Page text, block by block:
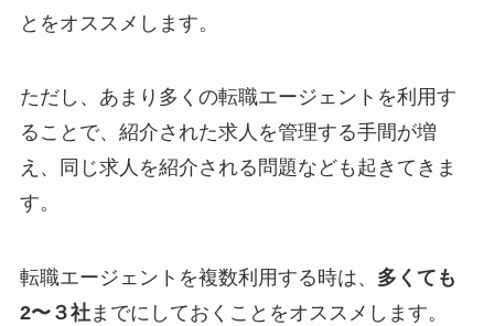
とをオススメします。
ただし、あまり多くの転職エージェントを利用す
ることで、紹介された求人を管理する手間が増
え、同じ求人を紹介される問題なども起きてきま
す。
転職エージェントを複数利用する時は、 多くても
2〜３社までにしておくことをオススメします。